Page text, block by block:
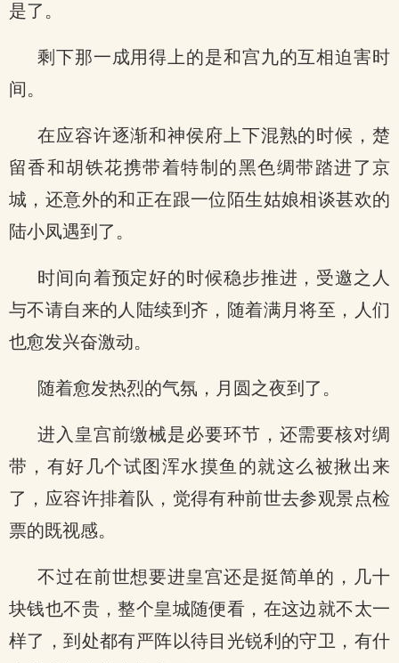
是了。
剩下那一成用得上的是和宫九的互相迫害时
间。
在应容许逐渐和神侯府上下混熟的时候，楚
留香和胡铁花携带着特制的黑色绸带踏进了京
城，还意外的和正在跟一位陌生姑娘相谈甚欢的
陆小凤遇到了。
时间向着预定好的时候稳步推进，受邀之人
与不请自来的人陆续到齐，随着满月将至，人们
也愈发兴奋激动。
随着愈发热烈的气氛，月圆之夜到了。
进入皇宫前缴械是必要环节，还需要核对绸
带，有好几个试图浑水摸鱼的就这么被揪出来
了，应容许排着队，觉得有种前世去参观景点检
票的既视感。
不过在前世想要进皇宫还是挺简单的，几十
块钱也不贵，整个皇城随便看，在这边就不太一
样了，到处都有严阵以待目光锐利的守卫，有什